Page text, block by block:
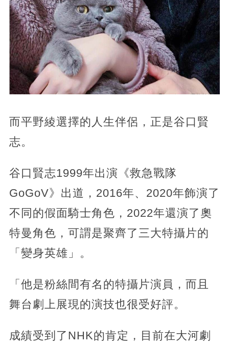
而平野綾選擇的人生伴侶，正是谷口賢
志。
谷口賢志1999年出演《救急戰隊
GoGoV》出道，2016年、2020年飾演了
不同的假面騎士角色，2022年還演了奧
特曼角色，可謂是聚齊了三大特攝片的
「變身英雄」。
「他是粉絲間有名的特攝片演員，而且
舞台劇上展現的演技也很受好評。
成績受到了NHK的肯定，目前在大河劇